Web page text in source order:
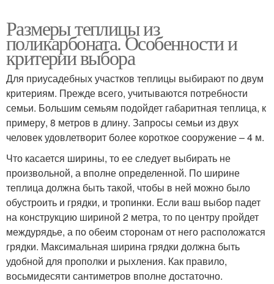
Размеры теплицы из
поликарбоната. Особенности и
критерии выбора
Для приусадебных участков теплицы выбирают по двум
критериям. Прежде всего, учитываются потребности
семьи. Большим семьям подойдет габаритная теплица, к
примеру, 8 метров в длину. Запросы семьи из двух
человек удовлетворит более короткое сооружение – 4 м.
Что касается ширины, то ее следует выбирать не
произвольной, а вполне определенной. По ширине
теплица должна быть такой, чтобы в ней можно было
обустроить и грядки, и тропинки. Если ваш выбор падет
на конструкцию шириной 2 метра, то по центру пройдет
междурядье, а по обеим сторонам от него расположатся
грядки. Максимальная ширина грядки должна быть
удобной для прополки и рыхления. Как правило,
восьмидесяти сантиметров вполне достаточно.